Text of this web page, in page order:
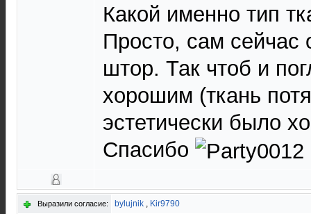
Какой именно тип
Просто, сам сейчас
штор. Так чтоб и
хорошим (ткань
эстетически было
Спасибо
Выразили согласие: bylujnik , Kir9790